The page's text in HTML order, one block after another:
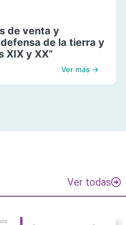
de venta y
de la tierra y
XIX y XX”
Ver más →
Ver todas